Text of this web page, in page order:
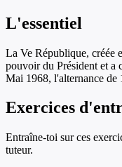
L'essentiel
La Ve République, créée
pouvoir du Président et a
Mai 1968, l'alternance de
Exercices
Entraîne-toi sur ces
tuteur.